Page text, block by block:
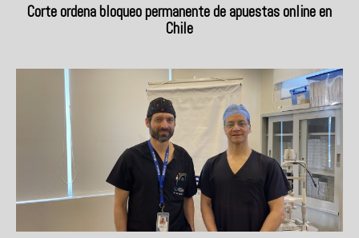
Corte ordena bloqueo permanente de apuestas online en
Chile